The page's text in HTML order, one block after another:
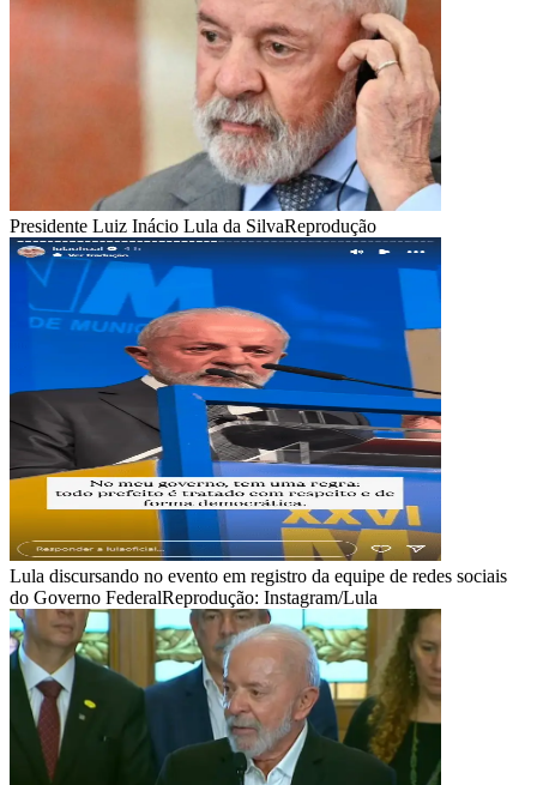
Presidente Luiz Inácio Lula da SilvaReprodução
Lula discursando no evento em registro da equipe de redes sociais
do Governo FederalReprodução: Instagram/Lula